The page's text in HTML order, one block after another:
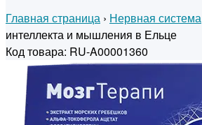
Главная страница › Нервная система
интеллекта и мышления в Ельце
Код товара: RU-A00001360